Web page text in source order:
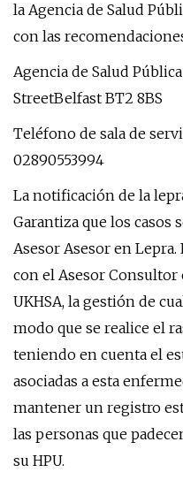
la Agencia de Salud
con las
Agencia de Salud
StreetBelfast BT2 8BS
Teléfono de sala de
02890553994
La notificación de la
Garantiza que los casos
Asesor Asesor en
con el Asesor Consultor
UKHSA, la gestión de
modo que se realice el
teniendo en cuenta el
asociadas a esta
mantener un registro
las personas que
su HPU.